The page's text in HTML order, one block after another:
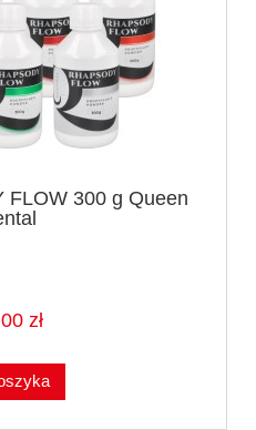
FLOW 300 g Queen
zł